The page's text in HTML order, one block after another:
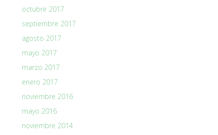
octubre 2017
septiembre 2017
agosto 2017
mayo 2017
marzo 2017
enero 2017
noviembre 2016
mayo 2016
noviembre 2014